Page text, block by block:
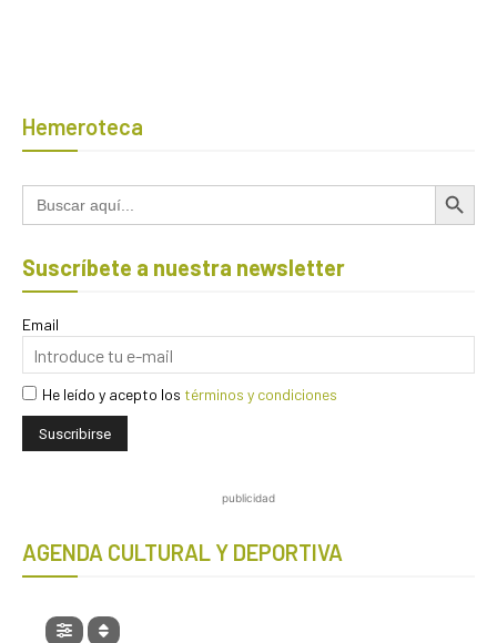
Hemeroteca
Buscar: Botón de
Suscríbete a nuestra newsletter
Email
He leído y acepto los términos y condiciones
publicidad
AGENDA CULTURAL Y DEPORTIVA